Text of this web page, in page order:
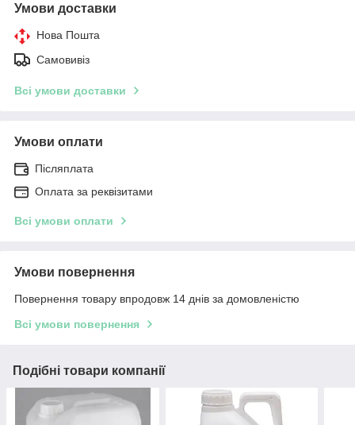
Умови доставки
Нова Пошта
Самовивіз
Всі умови доставки
Умови оплати
Післяплата
Оплата за реквізитами
Всі умови оплати
Умови повернення
Повернення товару впродовж 14 днів за домовленістю
Всі умови повернення
Подібні товари компанії